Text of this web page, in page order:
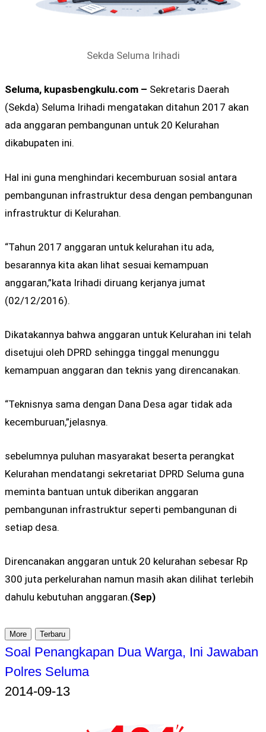
Sekda Seluma Irihadi
Seluma, kupasbengkulu.com – Sekretaris Daerah
(Sekda) Seluma Irihadi mengatakan ditahun 2017 akan
ada anggaran pembangunan untuk 20 Kelurahan
dikabupaten ini.
Hal ini guna menghindari kecemburuan sosial antara
pembangunan infrastruktur desa dengan pembangunan
infrastruktur di Kelurahan.
“Tahun 2017 anggaran untuk kelurahan itu ada,
besarannya kita akan lihat sesuai kemampuan
anggaran,”kata Irihadi diruang kerjanya jumat
(02/12/2016).
Dikatakannya bahwa anggaran untuk Kelurahan ini telah
disetujui oleh DPRD sehingga tinggal menunggu
kemampuan anggaran dan teknis yang direncanakan.
“Teknisnya sama dengan Dana Desa agar tidak ada
kecemburuan,”jelasnya.
sebelumnya puluhan masyarakat beserta perangkat
Kelurahan mendatangi sekretariat DPRD Seluma guna
meminta bantuan untuk diberikan anggaran
pembangunan infrastruktur seperti pembangunan di
setiap desa.
Direncanakan anggaran untuk 20 kelurahan sebesar Rp
300 juta perkelurahan namun masih akan dilihat terlebih
dahulu kebutuhan anggaran.(Sep)
More Terbaru
Soal Penangkapan Dua Warga, Ini Jawaban
Polres Seluma
2014-09-13